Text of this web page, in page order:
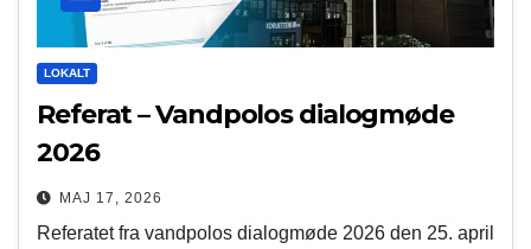
LOKALT
Referat – Vandpolos dialogmøde
2026
MAJ 17, 2026
Referatet fra vandpolos dialogmøde 2026 den 25. april